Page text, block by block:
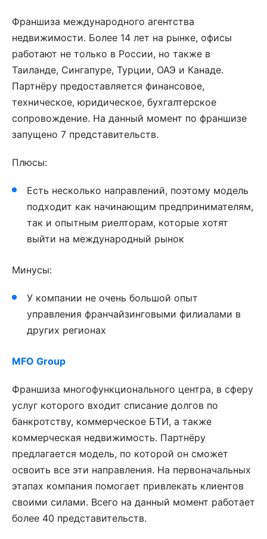
Франшиза международного агентства
недвижимости. Более 14 лет на рынке, офисы
работают не только в России, но также в
Таиланде, Сингапуре, Турции, ОАЭ и Канаде.
Партнёру предоставляется финансовое,
техническое, юридическое, бухгалтерское
сопровождение. На данный момент по франшизе
запущено 7 представительств.
Плюсы:
Есть несколько направлений, поэтому модель
подходит как начинающим предпринимателям,
так и опытным риелторам, которые хотят
выйти на международный рынок
Минусы:
У компании не очень большой опыт
управления франчайзинговыми филиалами в
других регионах
MFO Group
Франшиза многофункционального центра, в сферу
услуг которого входит списание долгов по
банкротству, коммерческое БТИ, а также
коммерческая недвижимость. Партнёру
предлагается модель, по которой он сможет
освоить все эти направления. На первоначальных
этапах компания помогает привлекать клиентов
своими силами. Всего на данный момент работает
более 40 представительств.